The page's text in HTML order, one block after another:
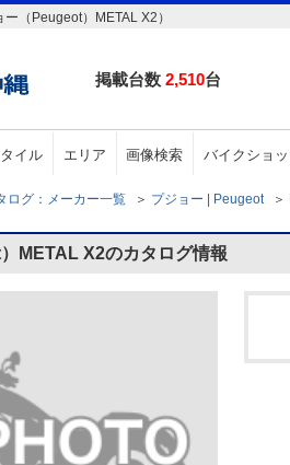
（Peugeot）METAL X2）
掲載台数 2,510台
イル エリア 画像検索 バイクショ
ログ：メーカー一覧 ＞ プジョー | Peugeot ＞
METAL X2のカタログ情報